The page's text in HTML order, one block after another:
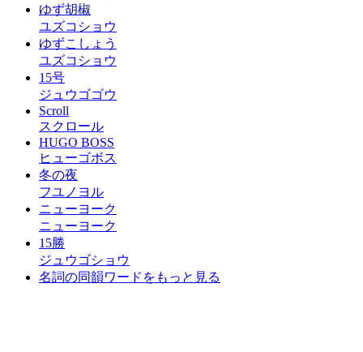
ゆず胡椒
ユズコショウ
ゆずこしょう
ユズコショウ
15号
ジュウゴゴウ
Scroll
スクロール
HUGO BOSS
ヒューゴボス
冬の夜
フユノヨル
ニューヨーク
ニューヨーク
15勝
ジュウゴショウ
名詞の同韻ワードをもっと見る